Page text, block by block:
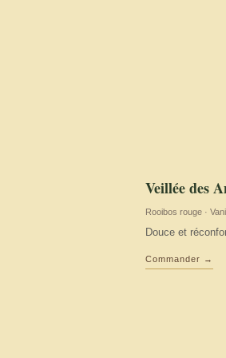
Veillée des
Rooibos rouge ·
Douce et
Commander →